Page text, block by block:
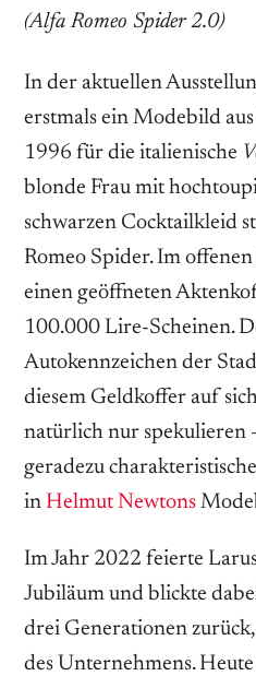
(Alfa Romeo Spider 2.0)
In der aktuellen
erstmals ein Modebild
1996 für die italienische
blonde Frau mit
schwarzen Cocktailkleid
Romeo Spider. Im
einen geöffneten
100.000 Lire-Scheinen.
Autokennzeichen der
diesem Geldkoffer auf
natürlich nur spekulieren
geradezu
in Helmut Newtons
Im Jahr 2022 feierte
Jubiläum und blickte
drei Generationen
des Unternehmens.